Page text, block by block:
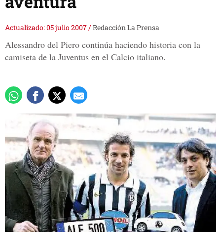
Actualizado: 05 julio 2007/Redacción La Prensa
Alessandro del Piero continúa haciendo historia con la
camiseta de la Juventus en el Calcio italiano.